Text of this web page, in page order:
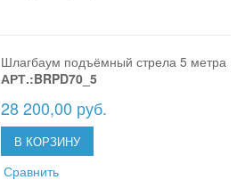
Шлагбаум подъёмный стрела 5 метра
АРТ.:BRPD70_5
28 200,00 руб.
В КОРЗИНУ
Сравнить